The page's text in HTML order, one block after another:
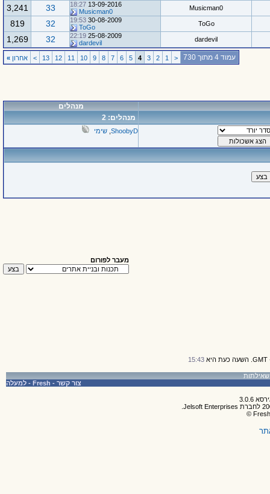
Musicman0
13-09-2016
18:27
Musicman0
33
3,241
ToGo
30-08-2009
19:53
ToGo
32
819
dardevil
25-08-2009
22:19
dardevil
32
1,269
עמוד 4 מתוך 730 <
1
2
3
4
5
6
7
8
9
10
11
12
13
> אחרון »
מנהלים
מנהלים: 2
ShoobyD שימי
מעבר לפורום
15:43
צור קשר -
Fresh
- למעלה